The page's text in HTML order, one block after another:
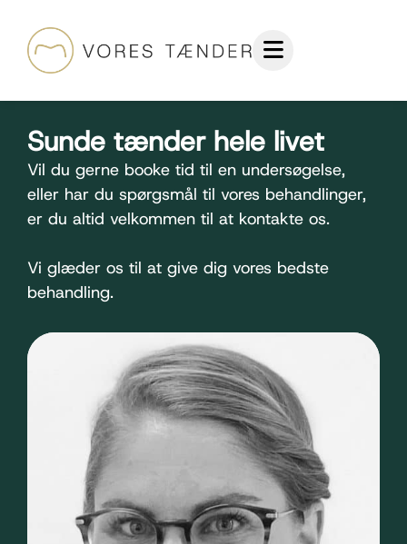
Sunde tænder hele livet
Vil du gerne booke tid til en undersøgelse,
eller har du spørgsmål til vores behandlinger,
er du altid velkommen til at kontakte os.
Vi glæder os til at give dig vores bedste
behandling.